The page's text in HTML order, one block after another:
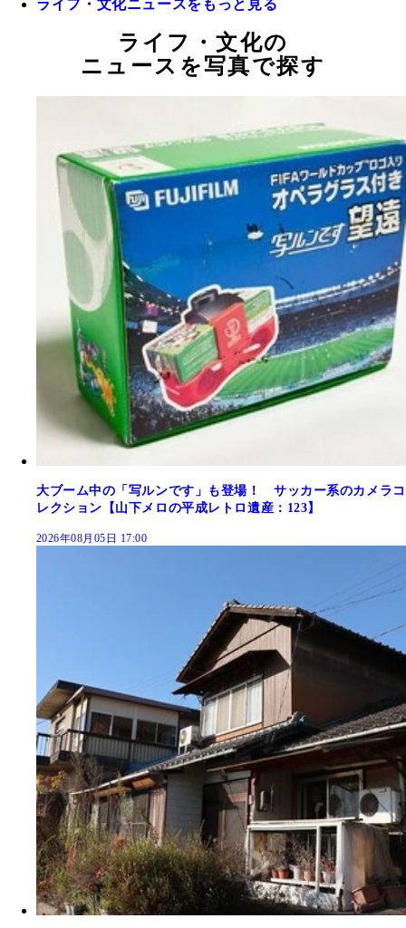
ライフ・文化ニュースをもっと見る
ライフ・文化の
ニュースを写真で探す
大ブーム中の「写ルンです」も登場！ サッカー系のカメラコ
レクション【山下メロの平成レトロ遺産：123】
2026年08月05日 17:00